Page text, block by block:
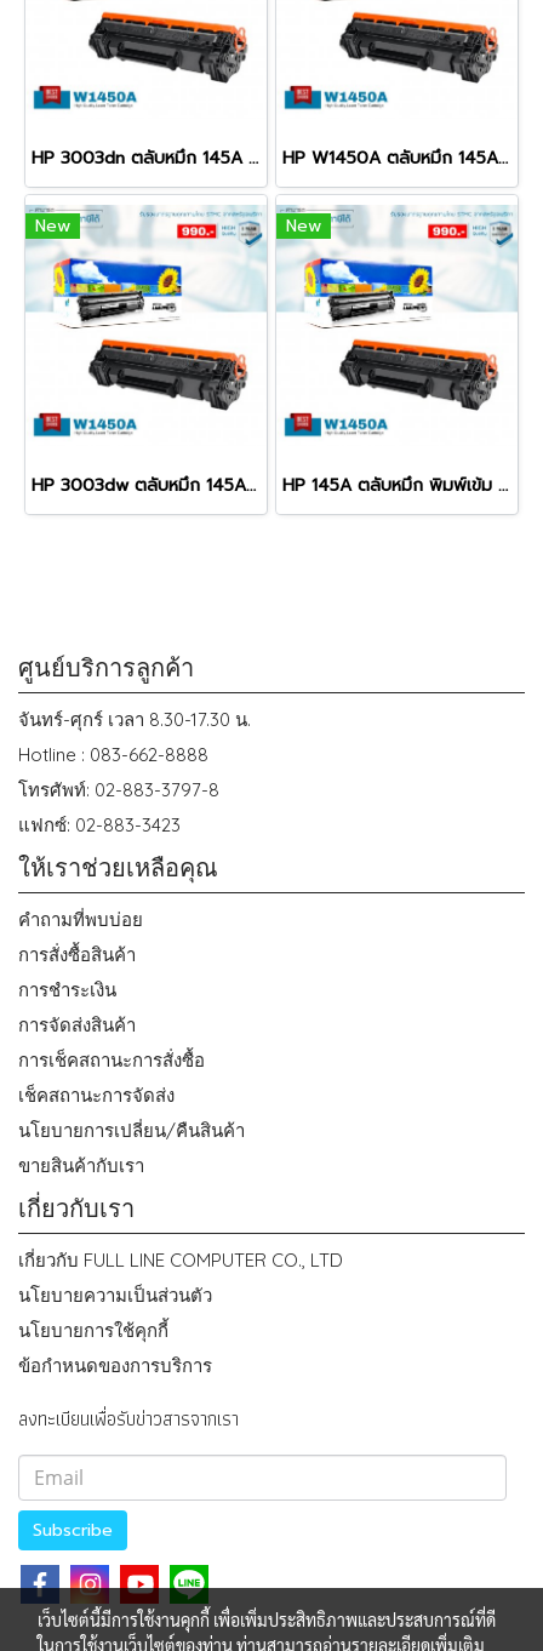
HP 3003dn ตลับหมึก 145A พิมพ์เข้ม คมชัด รับประกัน 100% HP W1450A ตลับหมึก 145A พิมพ์เข้ม คมชัด รับประกัน 100%
New
HP 3003dw ตลับหมึก 145A พิมพ์เข้ม คมชัด รับประกัน 100%
New
HP 145A ตลับหมึก พิมพ์เข้ม คมชัด รับประกัน 100%
ศูนย์บริการลูกค้า
จันทร์-ศุกร์ เวลา 8.30-17.30 น.
Hotline : 083-662-8888
โทรศัพท์: 02-883-3797-8
แฟกซ์: 02-883-3423
ให้เราช่วยเหลือคุณ
คำถามที่พบบ่อย
การสั่งซื้อสินค้า
การชำระเงิน
การจัดส่งสินค้า
การเช็คสถานะการสั่งซื้อ
เช็คสถานะการจัดส่ง
นโยบายการเปลี่ยน/คืนสินค้า
ขายสินค้ากับเรา
เกี่ยวกับเรา
เกี่ยวกับ FULL LINE COMPUTER CO., LTD
นโยบายความเป็นส่วนตัว
นโยบายการใช้คุกกี้
ข้อกำหนดของการบริการ
ลงทะเบียนเพื่อรับข่าวสารจากเรา
Subscribe
เว็บไซต์นี้มีการใช้งานคุกกี้ เพื่อเพิ่มประสิทธิภาพและประสบการณ์ที่ดี
ในการใช้งานเว็บไซต์ของท่าน ท่านสามารถอ่านรายละเอียดเพิ่มเติม